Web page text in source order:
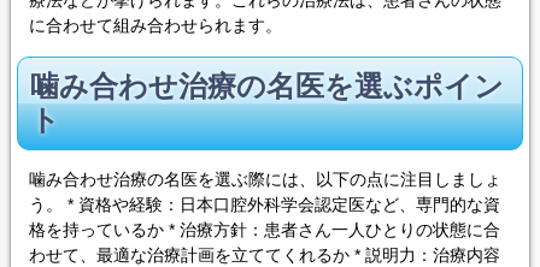
に合わせて組み合わせられます。
噛み合わせ治療の名医を選ぶポイン
ト
噛み合わせ治療の名医を選ぶ際には、以下の点に注目しましょ
う。 * 資格や経験：日本口腔外科学会認定医など、専門的な資
格を持っているか * 治療方針：患者さん一人ひとりの状態に合
わせて、最適な治療計画を立ててくれるか * 説明力：治療内容